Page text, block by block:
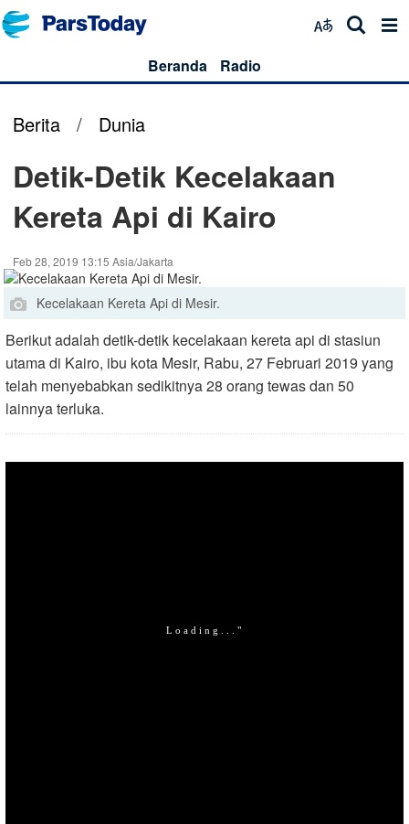
Beranda Radio
Berita / Dunia
Detik-Detik Kecelakaan
Kereta Api di Kairo
Feb 28, 2019 13:15 Asia/Jakarta
Kecelakaan Kereta Api di Mesir.
Berikut adalah detik-detik kecelakaan kereta api di stasiun
utama di Kairo, ibu kota Mesir, Rabu, 27 Februari 2019 yang
telah menyebabkan sedikitnya 28 orang tewas dan 50
lainnya terluka.